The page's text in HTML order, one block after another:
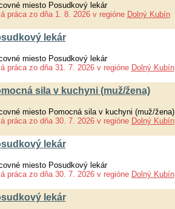
miesto Posudkový lekár
práca zo dňa 1. 8. 2026 v regióne Dolný Kubín
lekár
miesto Posudkový lekár
práca zo dňa 31. 7. 2026 v regióne Dolný Kubín
sila v kuchyni (muž/žena)
miesto Pomocná sila v kuchyni (muž/žena)
práca zo dňa 30. 7. 2026 v regióne Dolný Kubín
lekár
miesto Posudkový lekár
práca zo dňa 30. 7. 2026 v regióne Dolný Kubín
lekár